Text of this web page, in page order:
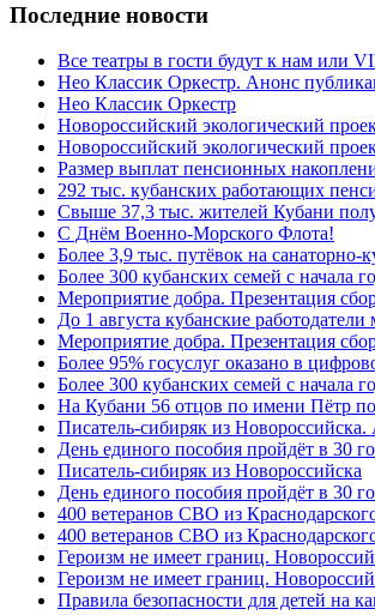
Последние новости
Все театры в гости будут к нам или
Нео Классик Оркестр. Анонс
Нео Классик Оркестр
Новороссийский экологический
Новороссийский экологический
Размер выплат пенсионных
292 тыс. кубанских работающих
Свыше 37,3 тыс. жителей Кубани
C Днём Военно-Морского Флота!
Более 3,9 тыс. путёвок на
Более 300 кубанских семей с начала
Мероприятие добра. Презентация
До 1 августа кубанские
Мероприятие добра. Презентация
Более 95% госуслуг оказано в
Более 300 кубанских семей с начала
На Кубани 56 отцов по имени Пётр
Писатель-сибиряк из
День единого пособия пройдёт в 30
Писатель-сибиряк из Новороссийска
День единого пособия пройдёт в 30
400 ветеранов СВО из
400 ветеранов СВО из
Героизм не имеет границ.
Героизм не имеет границ.
Правила безопасности для детей на